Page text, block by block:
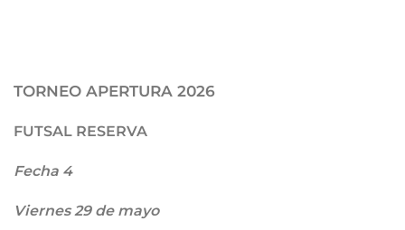
TORNEO APERTURA 2026
FUTSAL RESERVA
Fecha 4
Viernes 29 de mayo